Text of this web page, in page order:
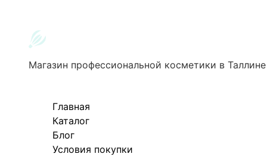
Магазин профессиональной косметики в Таллине
Главная
Каталог
Блог
Условия покупки